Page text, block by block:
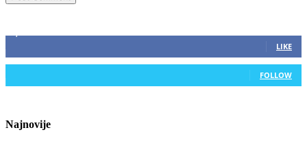
LIKE
0 Followers
FOLLOW
Najnovije